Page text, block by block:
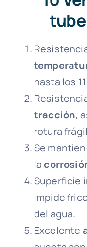
hasta los
tracción,
rotura
Se
la
Superficie
impide
del agua.
Excelente